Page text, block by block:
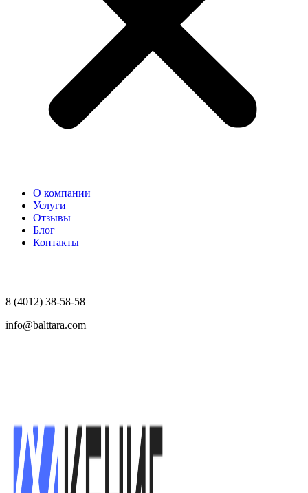
О компании
Услуги
Отзывы
Блог
Контакты
8 (4012) 38-58-58
info@balttara.com